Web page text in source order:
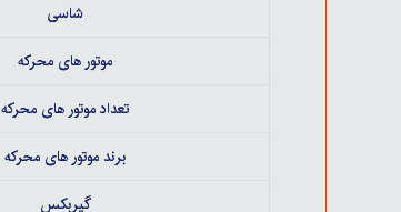
شاسی
موتور های محرکه
تعداد موتور های محرکه
برند موتور های محرکه
گیربکس